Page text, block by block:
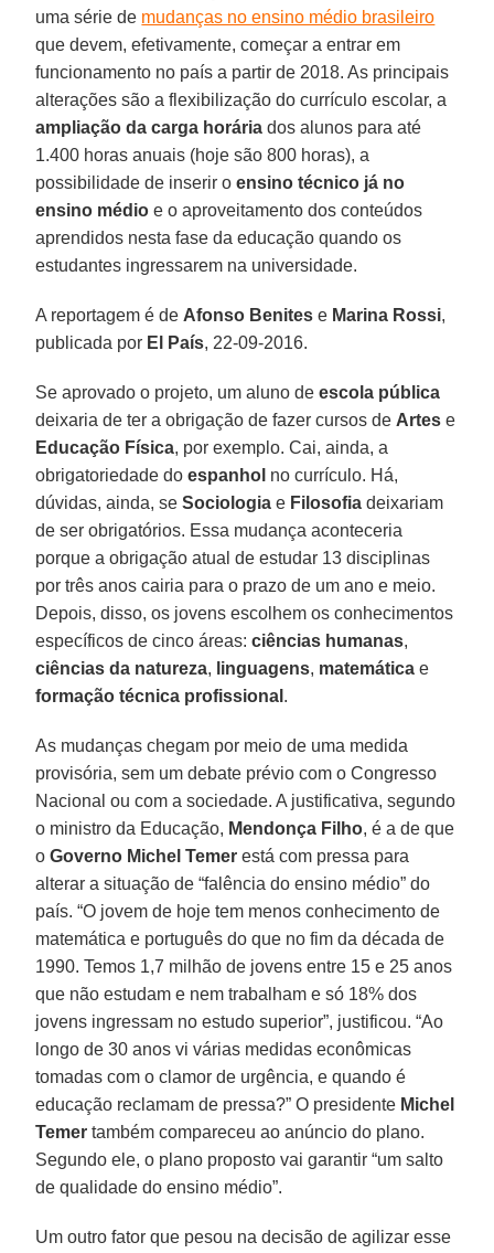
uma série de mudanças no ensino médio brasileiro
que devem, efetivamente, começar a entrar em
funcionamento no país a partir de 2018. As principais
alterações são a flexibilização do currículo escolar, a
ampliação da carga horária dos alunos para até
1.400 horas anuais (hoje são 800 horas), a
possibilidade de inserir o ensino técnico já no
ensino médio e o aproveitamento dos conteúdos
aprendidos nesta fase da educação quando os
estudantes ingressarem na universidade.
A reportagem é de Afonso Benites e Marina Rossi,
publicada por El País, 22-09-2016.
Se aprovado o projeto, um aluno deescola pública
deixaria de ter a obrigação de fazer cursos de Artes e
Educação Física, por exemplo. Cai, ainda, a
obrigatoriedade doespanhol no currículo. Há,
dúvidas, ainda, seSociologiae Filosofia deixariam
de ser obrigatórios. Essa mudança aconteceria
porque a obrigação atual de estudar 13 disciplinas
por três anos cairia para o prazo de um ano e meio.
Depois, disso, os jovens escolhem os conhecimentos
específicos de cinco áreas:ciências humanas,
ciências da natureza, linguagens, matemática e
formação técnica profissional .
As mudanças chegam por meio de uma medida
provisória, sem um debate prévio com o Congresso
Nacional ou com a sociedade. A justificativa, segundo
o ministro da Educação, Mendonça Filho, é a de que
oGoverno Michel Temer está com pressa para
alterar a situação de “falência do ensino médio” do
país. “O jovem de hoje tem menos conhecimento de
matemática e português do que no fim da década de
1990. Temos 1,7 milhão de jovens entre 15 e 25 anos
que não estudam e nem trabalham e só 18% dos
jovens ingressam no estudo superior”, justificou. “Ao
longo de 30 anos vi várias medidas econômicas
tomadas com o clamor de urgência, e quando é
educação reclamam de pressa?” O presidente Michel
Temer também compareceu ao anúncio do plano.
Segundo ele, o plano proposto vai garantir “um salto
de qualidade do ensino médio”.
Um outro fator que pesou na decisão de agilizar esse